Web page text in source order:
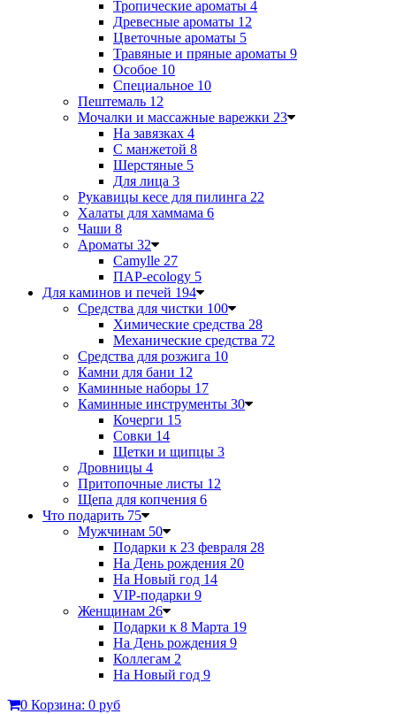
Тропические ароматы 4
Древесные ароматы 12
Цветочные ароматы 5
Травяные и пряные ароматы 9
Особое 10
Специальное 10
Пештемаль 12
Мочалки и массажные варежки 23
На завязках 4
С манжетой 8
Шерстяные 5
Для лица 3
Рукавицы кесе для пилинга 22
Халаты для хаммама 6
Чаши 8
Ароматы 32
Camylle 27
ПАР-ecology 5
Для каминов и печей 194
Средства для чистки 100
Химические средства 28
Механические средства 72
Средства для розжига 10
Камни для бани 12
Каминные наборы 17
Каминные инструменты 30
Кочерги 15
Совки 14
Щетки и щипцы 3
Дровницы 4
Притопочные листы 12
Щепа для копчения 6
Что подарить 75
Мужчинам 50
Подарки к 23 февраля 28
На День рождения 20
На Новый год 14
VIP-подарки 9
Женщинам 26
Подарки к 8 Марта 19
На День рождения 9
Коллегам 2
На Новый год 9
0 Корзина: 0 руб